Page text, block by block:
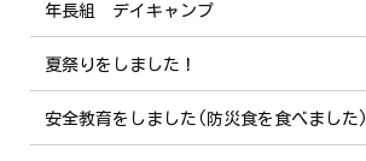
年長組 デイキャンプ
夏祭りをしました！
安全教育をしました(防災食を食べました)